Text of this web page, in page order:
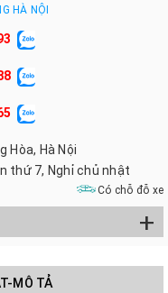
HÀ NỘI
Hòa, Hà Nội
thứ 7, Nghỉ chủ nhật
Có chỗ đỗ xe
+
MÔ TẢ